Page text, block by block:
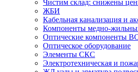
Чистим склад: снижены
ЖБИ
Кабельная канализация и
Компоненты медно-
Оптические компоненты
Оптическое оборудование
Элементы СКС
Электротехническая и